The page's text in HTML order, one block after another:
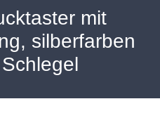
mit
silberfarben